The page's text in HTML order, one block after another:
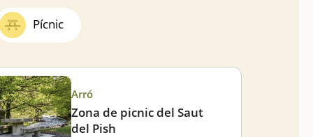
Pícnic
Arró
Zona de picnic del Saut
del Pish